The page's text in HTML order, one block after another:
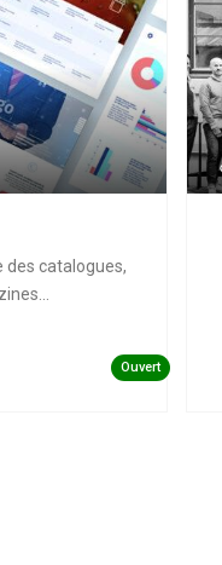
des catalogues,
Ouvert